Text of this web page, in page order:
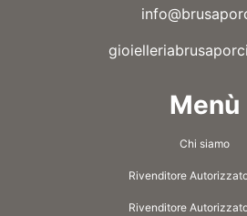
Menù
Chi siamo
Rivenditore
Rivenditore